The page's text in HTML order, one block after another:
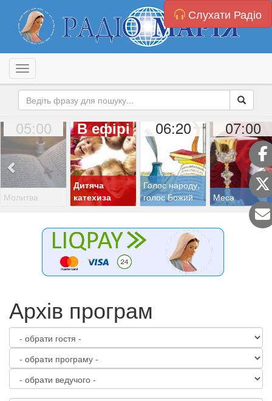
Слухати Радіо
Toggle navigation
05:00
Молитва
В ефірі
Дитяча
катехиза
06:20
Голос народу,
голос Божий
07:00
Меса
Архів програм